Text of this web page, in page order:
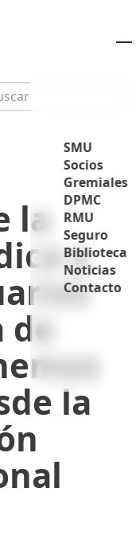
SMU
Socios
Gremiales
DPMC
RMU
Seguro
Biblioteca
Noticias
Contacto
la
y
la